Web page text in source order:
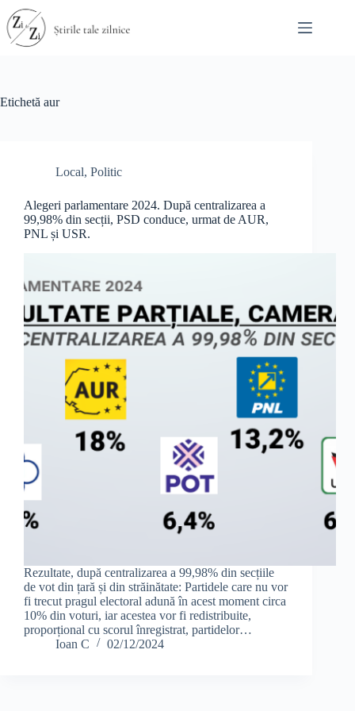
la
conținut
Etichetă aur
Local, Politic
Alegeri parlamentare 2024. După centralizarea a
99,98% din secții, PSD conduce, urmat de AUR,
PNL și USR.
Rezultate, după centralizarea a 99,98% din secțiile
de vot din țară și din străinătate: Partidele care nu vor
fi trecut pragul electoral adună în acest moment circa
10% din voturi, iar acestea vor fi redistribuite,
proporțional cu scorul înregistrat, partidelor…
Ioan C
02/12/2024